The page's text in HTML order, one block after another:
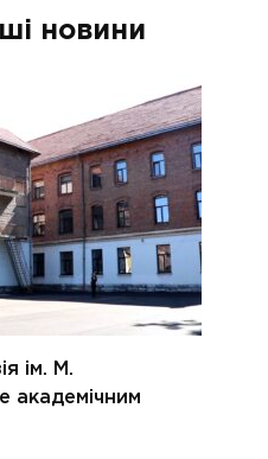
новини
ім. М.
академічним